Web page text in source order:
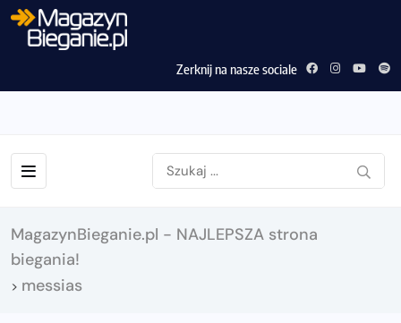
Zerknij na nasze sociale
MagazynBieganie.pl - NAJLEPSZA strona
biegania!
> messias